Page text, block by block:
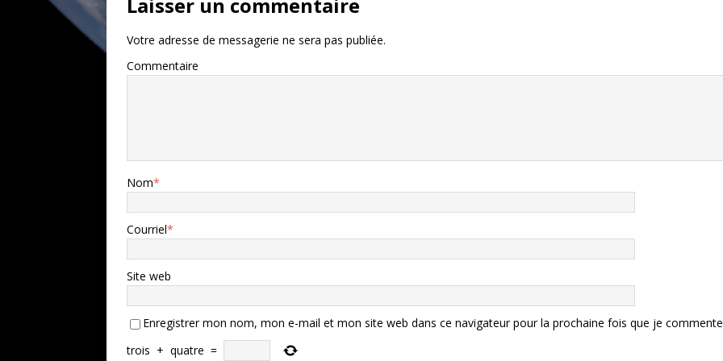
Votre adresse de messagerie ne sera pas publiée.
Commentaire
Nom*
Courriel*
Site web
Enregistrer mon nom, mon e-mail et mon site web dans ce navigateur pour la prochaine fois que je
trois + quatre =